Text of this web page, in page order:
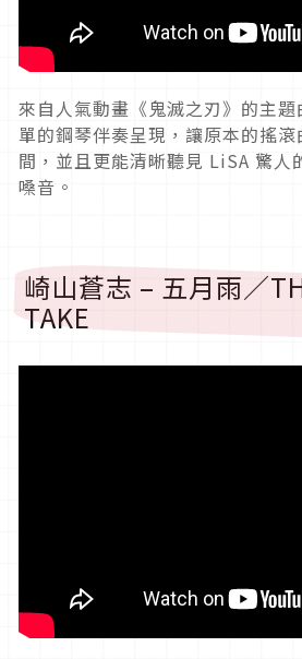
來自人氣動畫《鬼滅之刃》的主
單的鋼琴伴奏呈現，讓原本的搖
間，並且更能清晰聽見 LiSA 驚人
嗓音。
崎山蒼志 – 五月雨／
TAKE